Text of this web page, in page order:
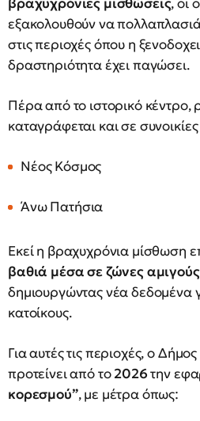
εξακολουθούν να
στις περιοχές όπου η
δραστηριότητα έχει παγώσει.
Πέρα από το ιστορικό κέντρο,
καταγράφεται και σε
Νέος Κόσμος
Άνω Πατήσια
Εκεί η βραχυχρόνια μίσθωση
βαθιά μέσα σε ζώνες
δημιουργώντας νέα δεδομένα
κατοίκους.
Για αυτές τις περιοχές, ο
προτείνει από το2026την
κορεσμού”, με μέτρα όπως: